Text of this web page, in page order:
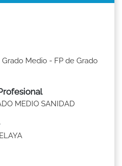
Medio - FP de Grado
MEDIO SANIDAD